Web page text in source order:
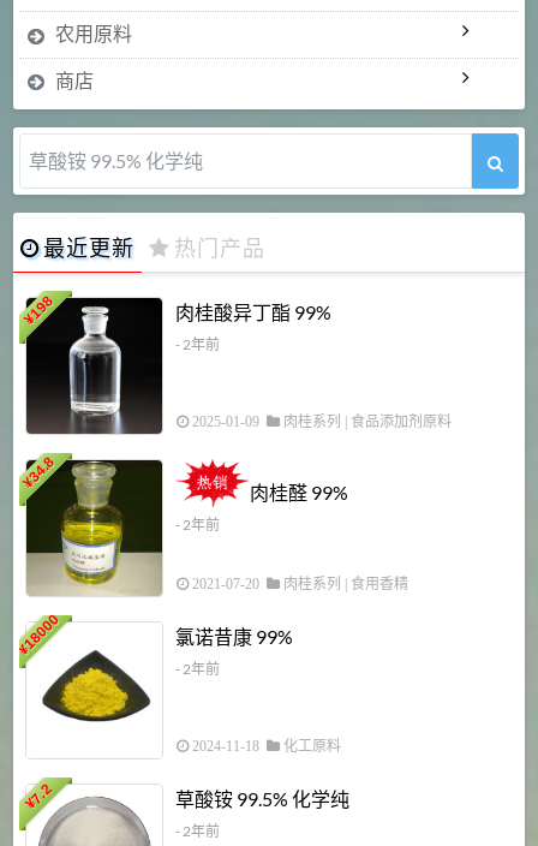
农用原料
商店
草酸铵 99.5% 化学纯
最近更新 热门产品
¥
198 肉桂酸异丁酯 99%
- 2年前
2025-01-09 肉桂系列 食品添加剂原料
¥
34.8
肉桂醛 99%
- 2年前
2021-07-20 肉桂系列 食用香精
¥
18000 氯诺昔康 99%
- 2年前
2024-11-18 化工原料
¥
7.2 草酸铵 99.5% 化学纯
- 2年前